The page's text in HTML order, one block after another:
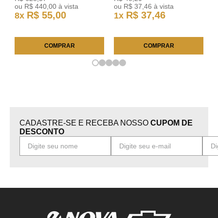
ou R$ 440 00 à vista
8x R$ 55,00
COMPRAR
ou R$ 37 46 à vista
1x R$ 37,46
COMPRAR
CADASTRE-SE E RECEBA NOSSO CUPOM DE
DESCONTO